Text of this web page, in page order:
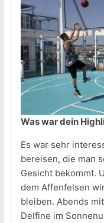
Was war dein
Es war sehr
bereisen, die man
Gesicht bekommt.
dem Affenfelsen
bleiben. Abends
Delfine im